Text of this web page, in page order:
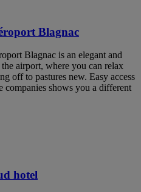
Blagnac
Blagnac is an elegant and
airport, where you can relax
off to pastures new. Easy access
companies shows you a different
hotel